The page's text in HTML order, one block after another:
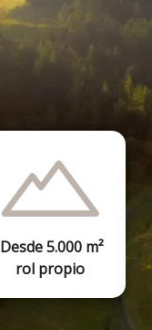
Desde 5.000 m²
rol propio